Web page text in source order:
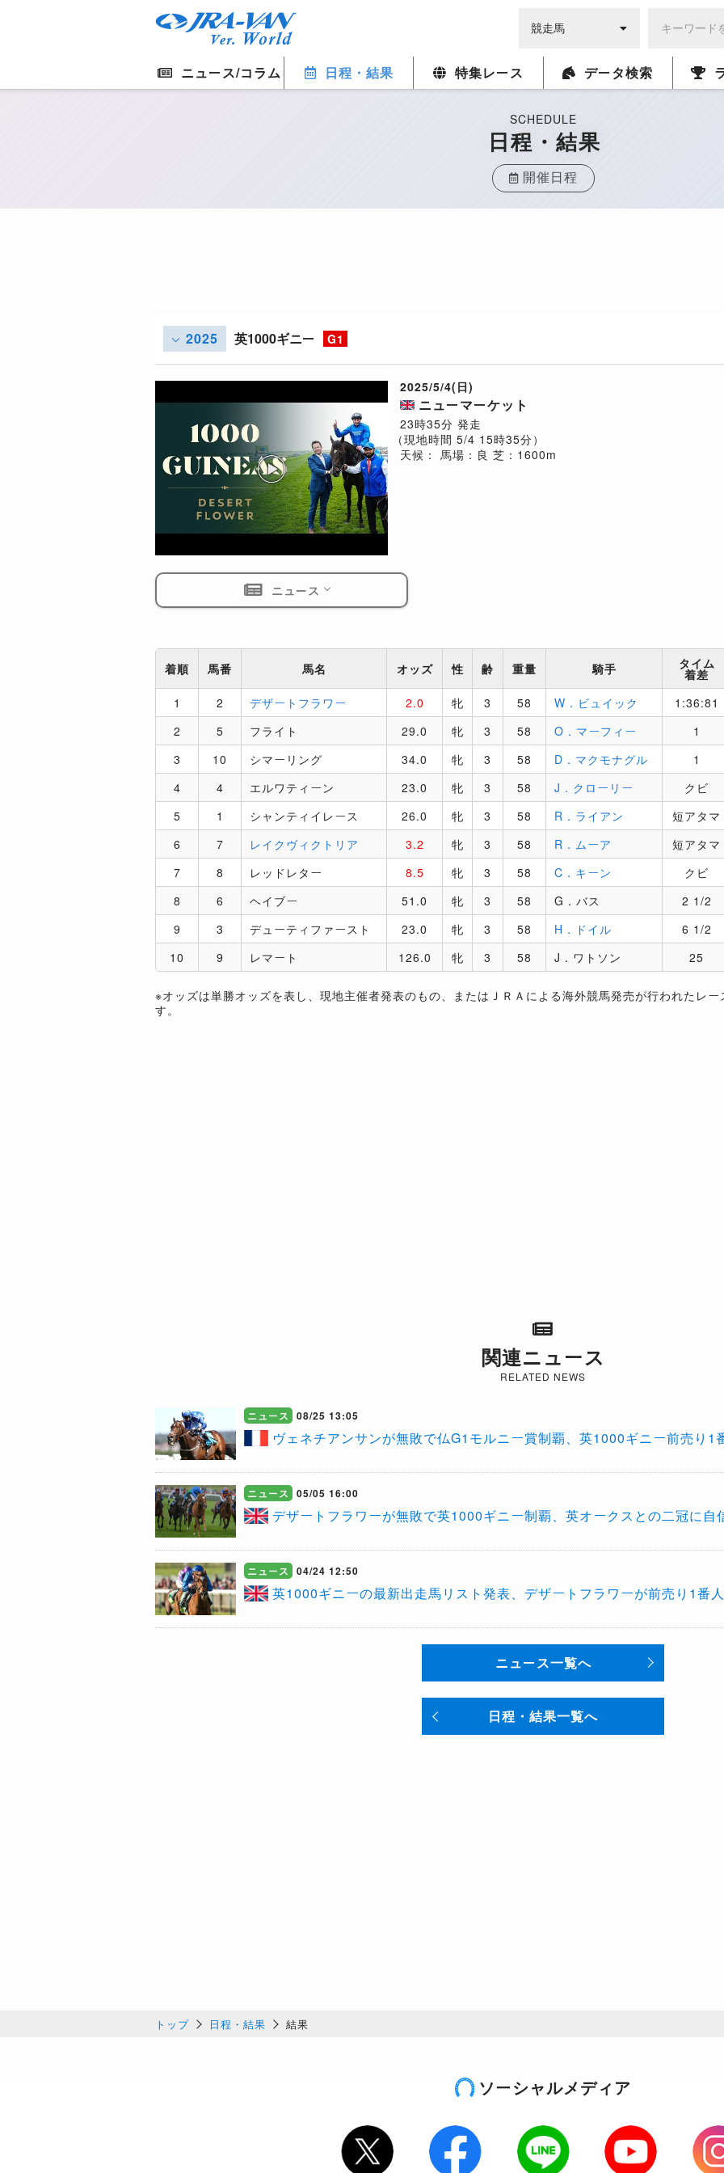
ニュース/コラム 日程・結果 特集レース データ検索
SCHEDULE
日程・結果
開催日程
2025 英1000ギニー G1
2025/5/4(日)
ニューマーケット
23時35分 発走
（現地時間 5/4 15時35分）
天候： 馬場：良 芝：1600m
ニュース
着順 馬番 馬名 オッズ 性 齢 重量 騎手 タイム
着差
1
2 デザートフラワー 2.0 牝 3 58 W．ビュイック
1:36:81
2
5 フライト 29.0 牝 3 58 O．マーフィー
1
3
10 シマーリング 34.0 牝 3 58 D．マクモナグル
1
4
4 エルワティーン 23.0 牝 3 58 J．クローリー
クビ
5
1 シャンティイレース 26.0 牝 3 58 R．ライアン
短アタマ
6
7 レイクヴィクトリア 3.2 牝 3 58 R．ムーア
短アタマ
7
8 レッドレター 8.5 牝 3 58 C．キーン
クビ
8
6 ヘイブー 51.0 牝 3 58 G．バス
2 1/2
9
3 デューティファースト 23.0 牝 3 58 H．ドイル
6 1/2
10
9 レマート 126.0 牝 3 58 J．ワトソン 25
※オッズは単勝オッズを表し、現地主催者発表のもの、またはＪＲＡによる海外競馬発売が行われたレ
す。
関連ニュース
RELATED NEWS
ニュース 08/25 13:05
ヴェネチアンサンが無敗で仏G1モルニー賞制覇、英1000ギニー前売り1
ニュース 05/05 16:00
デザートフラワーが無敗で英1000ギニー制覇、英オークスとの二冠に自
ニュース 04/24 12:50
英1000ギニーの最新出走馬リスト発表、デザートフラワーが前売り1番
ニュース一覧へ
日程・結果一覧へ
トップ 日程・結果 結果
ソーシャルメディア